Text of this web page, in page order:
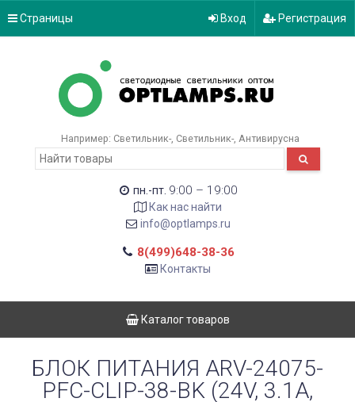
Страницы Вход Регистрация
Например: Светильник- Светильник- Антивирусна
пн.-пт. 9:00 – 19:00
Как нас найти
info@optlamps.ru
8(499)648-38-36
Контакты
Каталог товаров
БЛОК ПИТАНИЯ ARV-24075-
PFC-CLIP-38-BK (24V, 3.1A,